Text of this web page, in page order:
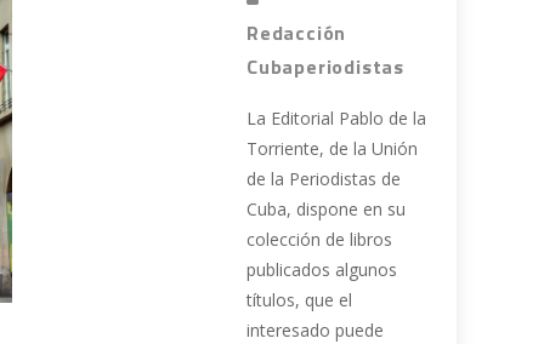
Redacción
Cubaperiodistas
La Editorial Pablo de la
Torriente, de la Unión
de la Periodistas de
Cuba, dispone en su
colección de libros
publicados algunos
títulos, que el
interesado puede